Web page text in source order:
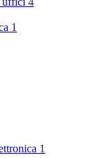
1
1